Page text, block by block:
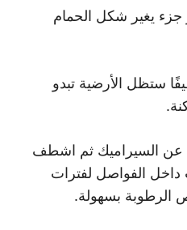
يغير شكل الحمام
ستظل الأرضية تبدو
عن السيراميك ثم اشطف
داخل الفواصل لفترات
الرطوبة بسهولة.